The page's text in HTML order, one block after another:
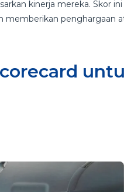
kinerja mereka. Skor ini
memberikan penghargaan